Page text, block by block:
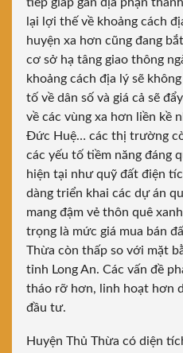
lại lợi thế về khoảng cách
huyện xa hơn cũng đang
cơ sở hạ tâng giao thông
khoảng cách địa lý sẽ
tố về dân số và giá cả sẽ
về các vùng xa hơn liền kề
Đức Huệ… các thị trường
các yếu tố tiềm năng đáng
hiện tại như quỹ đất điện
dàng triển khai các dự án
mang đậm vẻ thôn quê
trọng là mức giá mua bán
Thừa còn thấp so với mặt
tỉnh Long An. Các vấn đề
tháo rỡ hơn, linh hoạt hơn
đầu tư.
Huyện Thủ Thừa có diện